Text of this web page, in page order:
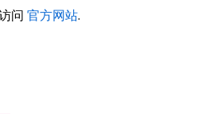
问 官方网站.